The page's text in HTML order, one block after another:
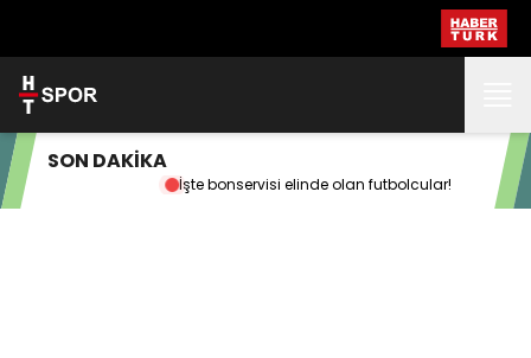
SON DAKİKA
İşte bonservisi elinde olan futbolcular!